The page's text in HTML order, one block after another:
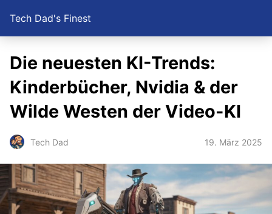
Tech Dad's Finest
Die neuesten KI-Trends:
Kinderbücher, Nvidia & der
Wilde Westen der Video-KI
Tech Dad 19. März 2025